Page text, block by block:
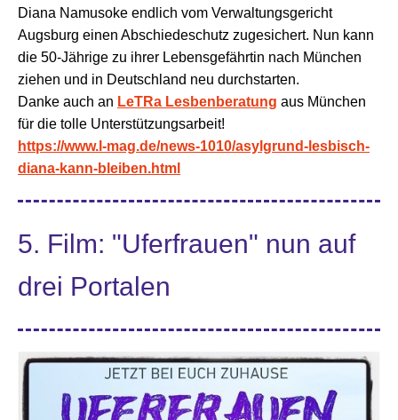
Diana Namusoke endlich vom Verwaltungsgericht
Augsburg einen Abschiedeschutz zugesichert. Nun kann
die 50-Jährige zu ihrer Lebensgefährtin nach München
ziehen und in Deutschland neu durchstarten.
Danke auch an LeTRa Lesbenberatung aus München
für die tolle Unterstützungsarbeit!
https://www.l-mag.de/news-1010/asylgrund-lesbisch-
diana-kann-bleiben.html
5. Film: "Uferfrauen" nun auf
drei Portalen